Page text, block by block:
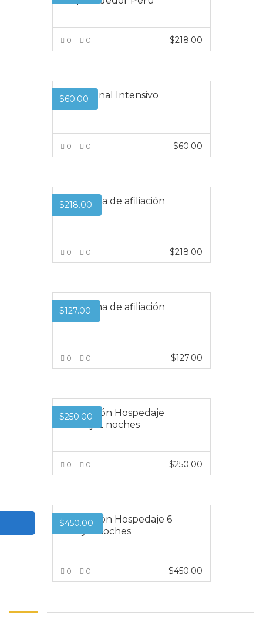
0 0 $218.00
$60.00
Profesional Intensivo
0 0 $60.00
$218.00
Programa de afiliación
0 0 $218.00
$127.00
Programa de afiliación
0 0 $127.00
$250.00
Promoción Hospedaje
3 días y 2 noches
0 0 $250.00
$450.00
Promoción Hospedaje 6
días y 5 noches
0 0 $450.00